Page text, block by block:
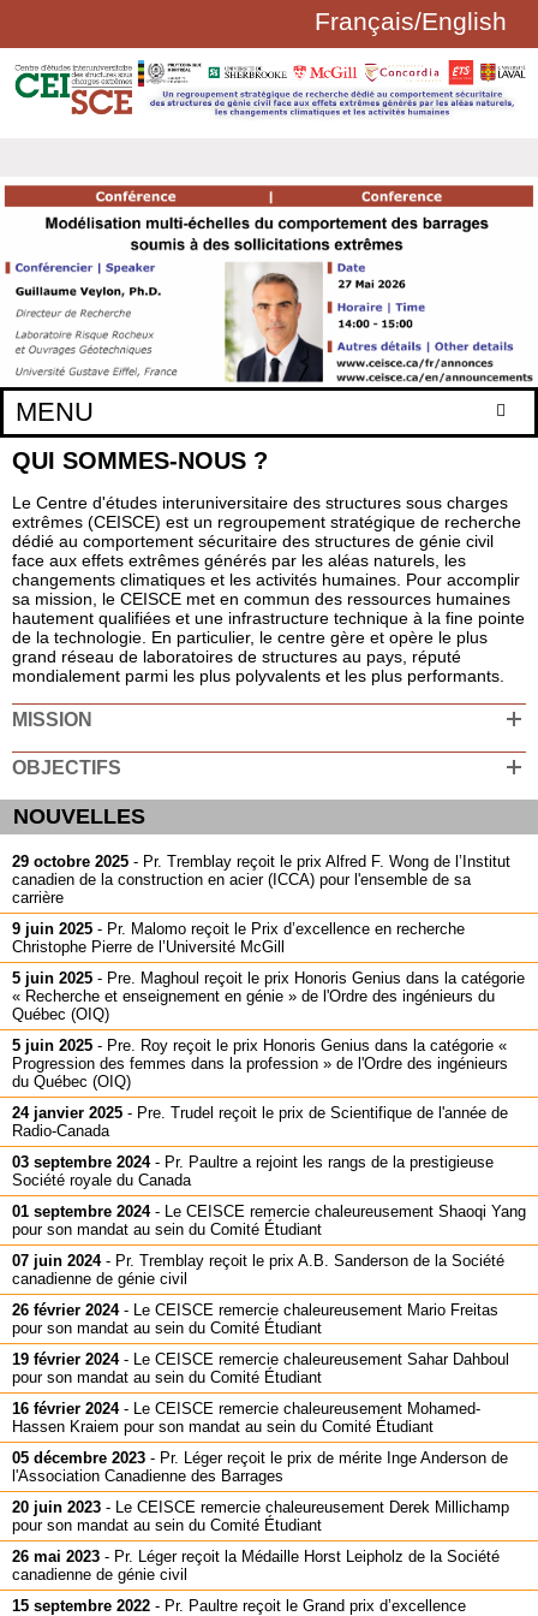
Français/English
Aller au contenu principal
FORMULAIRE
DE
RECHERCHE
MENU
Accueil
Axes de recherche
Membres réguliers
Comité étudiant et bourses
Laboratoires
Activités
Documents et logiciels
Partenariats
Liens utiles
Coordonnées
QUI SOMMES-NOUS ?
Le Centre d'études interuniversitaire des structures sous charges
extrêmes (CEISCE) est un regroupement stratégique de recherche
dédié au comportement sécuritaire des structures de génie civil
face aux effets extrêmes générés par les aléas naturels, les
changements climatiques et les activités humaines. Pour accomplir
sa mission, le CEISCE met en commun des ressources humaines
hautement qualifiées et une infrastructure technique à la fine pointe
de la technologie. En particulier, le centre gère et opère le plus
grand réseau de laboratoires de structures au pays, réputé
mondialement parmi les plus polyvalents et les plus performants.
MISSION
OBJECTIFS
NOUVELLES
29 octobre 2025 - Pr. Tremblay reçoit le prix Alfred F. Wong de l’Institut
canadien de la construction en acier (ICCA) pour l'ensemble de sa
carrière
9 juin 2025 - Pr. Malomo reçoit le Prix d’excellence en recherche
Christophe Pierre de l’Université McGill
5 juin 2025 - Pre. Maghoul reçoit le prix Honoris Genius dans la catégorie
« Recherche et enseignement en génie » de l'Ordre des ingénieurs du
Québec (OIQ)
5 juin 2025 - Pre. Roy reçoit le prix Honoris Genius dans la catégorie «
Progression des femmes dans la profession » de l'Ordre des ingénieurs
du Québec (OIQ)
24 janvier 2025 - Pre. Trudel reçoit le prix de Scientifique de l'année de
Radio-Canada
03 septembre 2024 - Pr. Paultre a rejoint les rangs de la prestigieuse
Société royale du Canada
01 septembre 2024 -
Le CEISCE remercie chaleureusement Shaoqi Yang
pour son mandat au sein du Comité Étudiant
07 juin 2024 - Pr. Tremblay reçoit le prix A.B. Sanderson de la Société
canadienne de génie civil
26 février 2024 -
Le CEISCE remercie chaleureusement Mario Freitas
pour son mandat au sein du Comité Étudiant
19 février 2024 -
Le CEISCE remercie chaleureusement Sahar Dahboul
pour son mandat au sein du Comité Étudiant
16 février 2024 -
Le CEISCE remercie chaleureusement Mohamed-
Hassen Kraiem pour son mandat au sein du Comité Étudiant
05 décembre 2023 - Pr. Léger reçoit le prix de mérite Inge Anderson de
l'Association Canadienne des Barrages
20 juin 2023 -
Le CEISCE remercie chaleureusement Derek Millichamp
pour son mandat au sein du Comité Étudiant
26 mai 2023 - Pr. Léger reçoit la Médaille Horst Leipholz de la Société
canadienne de génie civil
15 septembre 2022 - Pr. Paultre reçoit le Grand prix d’excellence